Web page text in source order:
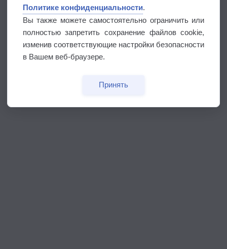
Политике конфиденциальности.
Вы также можете самостоятельно ограничить или
полностью запретить сохранение файлов cookie,
изменив соответствующие настройки безопасности
в Вашем веб-браузере.
Принять